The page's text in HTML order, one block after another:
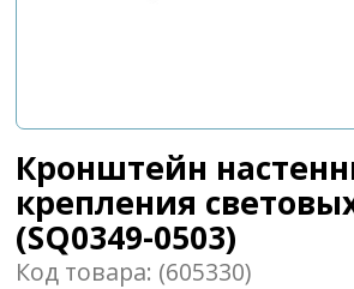
Кронштейн
крепления
(SQ0349-0503)
Код товара: (605330)